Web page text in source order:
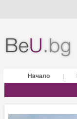
Начало |